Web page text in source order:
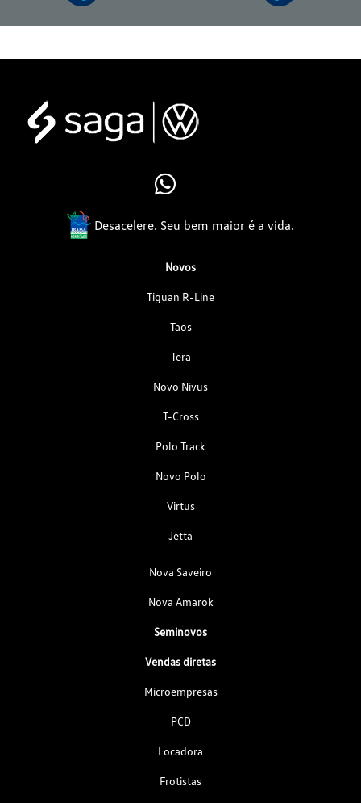
Desacelere. Seu bem maior é a vida.
Novos
Tiguan R-Line
Taos
Tera
Novo Nivus
T-Cross
Polo Track
Novo Polo
Virtus
Jetta
Nova Saveiro
Nova Amarok
Seminovos
Vendas diretas
Microempresas
PCD
Locadora
Frotistas